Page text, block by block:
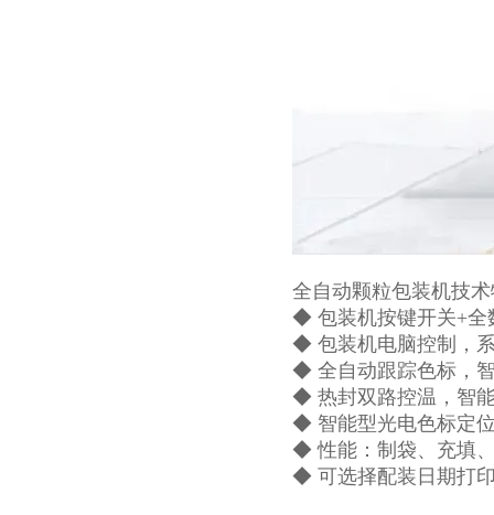
全自动颗粒包装机技
◆ 包装机按键开关+全
◆ 包装机电脑控制，
◆ 全自动跟踪色标，
◆ 热封双路控温，智
◆ 智能型光电色标定
◆ 性能：制袋、充填
◆ 可选择配装日期打